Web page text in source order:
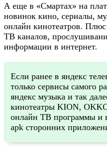
А еще в «Смартах» на
новинок кино, сериалы,
онлайн кинотеатров.
ТВ каналов,
информации в интернет.
Если ранее в яндекс
только сервисы самого
яндекс музыка и так
кинотеатры KION,
онлайн ТВ программы и
apk сторонних